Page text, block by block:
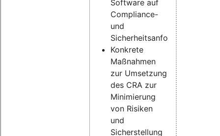
Software auf
Compliance-
und
Sicherheitsanforderungen
Konkrete
Maßnahmen
zur Umsetzung
des CRA zur
Minimierung
von Risiken
und
Sicherstellung